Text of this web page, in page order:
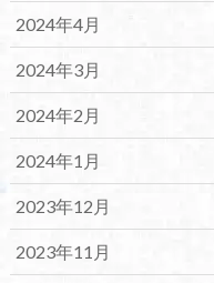
2024年4月
2024年3月
2024年2月
2024年1月
2023年12月
2023年11月